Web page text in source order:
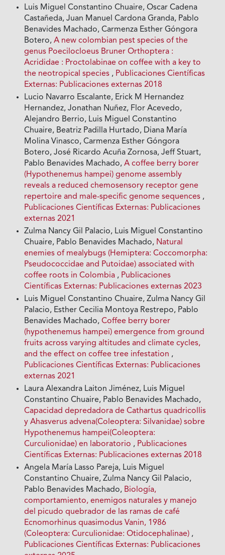
Luis Miguel Constantino Chuaire, Oscar Cadena
Castañeda, Juan Manuel Cardona Granda, Pablo
Benavides Machado, Carmenza Esther Góngora
Botero,A new colombian pest species of the
genus Poecilocloeus Bruner Orthoptera :
Acrididae : Proctolabinae on coffee with a key to
the neotropical species , Publicaciones Científicas
Externas: Publicaciones externas 2018
Lucio Navarro Escalante, Erick M Hernandez
Hernandez, Jonathan Nuñez, Flor Acevedo,
Alejandro Berrio, Luis Miguel Constantino
Chuaire, Beatriz Padilla Hurtado, Diana María
Molina Vinasco, Carmenza Esther Góngora
Botero, José Ricardo Acuña Zornosa, Jeff Stuart,
Pablo Benavides Machado,A coffee berry borer
(Hypothenemus hampei) genome assembly
reveals a reduced chemosensory receptor gene
repertoire and male-specific genome sequences ,
Publicaciones Científicas Externas: Publicaciones
externas 2021
Zulma Nancy Gil Palacio, Luis Miguel Constantino
Chuaire, Pablo Benavides Machado, Natural
enemies of mealybugs (Hemiptera: Coccomorpha:
Pseudococcidae and Putoidae) associated with
coffee roots in Colombia , Publicaciones
Científicas Externas: Publicaciones externas 2023
Luis Miguel Constantino Chuaire, Zulma Nancy Gil
Palacio, Esther Cecilia Montoya Restrepo, Pablo
Benavides Machado,Coffee berry borer
(hypothenemus hampei) emergence from ground
fruits across varying altitudes and climate cycles,
and the effect on coffee tree infestation ,
Publicaciones Científicas Externas: Publicaciones
externas 2021
Laura Alexandra Laiton Jiménez, Luis Miguel
Constantino Chuaire, Pablo Benavides Machado,
Capacidad depredadora de Cathartus quadricollis
y Ahasverus advena(Coleoptera: Silvanidae) sobre
Hypothenemus hampei(Coleoptera:
Curculionidae) en laboratorio , Publicaciones
Científicas Externas: Publicaciones externas 2018
Angela María Lasso Pareja, Luis Miguel
Constantino Chuaire, Zulma Nancy Gil Palacio,
Pablo Benavides Machado, Biología,
comportamiento, enemigos naturales y manejo
del picudo quebrador de las ramas de café
Ecnomorhinus quasimodus Vanin, 1986
(Coleoptera: Curculionidae: Otidocephalinae) ,
Publicaciones Científicas Externas: Publicaciones